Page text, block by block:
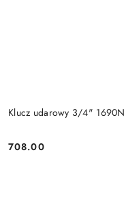
Klucz udarowy 3/4"
Cena:
708.00